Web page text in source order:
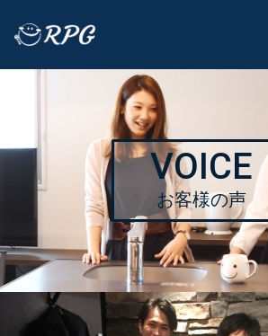
VOICE
お客様の声